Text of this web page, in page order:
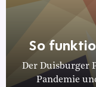
So
Der Duisburger
Pandemie